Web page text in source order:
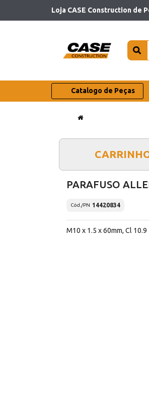
Loja CASE Construction de
Catalogo de Peças
PARAFUSO
Cód./PN 14420834
M10 x 1.5 x 60mm, Cl 10.9